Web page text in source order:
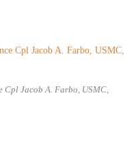
Cpl Jacob A. Farbo, USMC,